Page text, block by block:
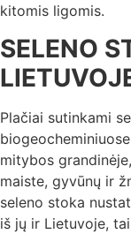
kitomis ligomis.
SELENO
Plačiai sutinkami
mitybos
maiste, gyvūnų ir
seleno stoka
iš jų ir Lietuvoje,